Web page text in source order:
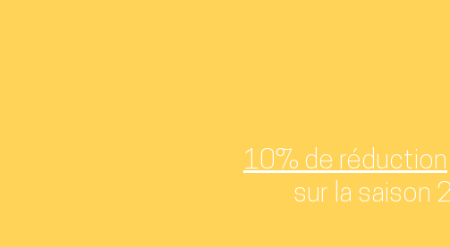
10% de réduction
sur la saison